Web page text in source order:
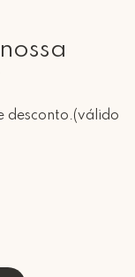
desconto.(válido